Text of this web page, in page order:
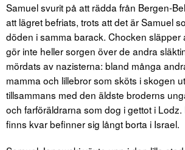
Samuel svurit på att rädda från Bergen-
att lägret befriats, trots att det är Samuel
döden i samma barack. Chocken släpper
gör inte heller sorgen över de andra
mördats av nazisterna: bland många
mamma och lillebror som sköts i skogen
tillsammans med den äldste broderns
och farföräldrarna som dog i gettot i
finns kvar befinner sig långt borta i Israel.